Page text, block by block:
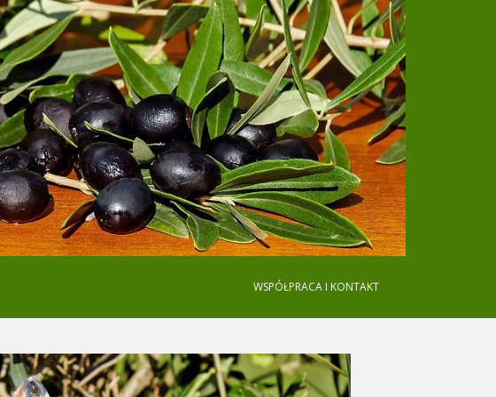
WSPÓŁPRACA I KONTAKT